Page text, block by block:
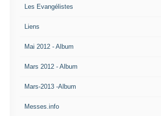
Les Evangélistes
Liens
Mai 2012 - Album
Mars 2012 - Album
Mars-2013 -Album
Messes.info